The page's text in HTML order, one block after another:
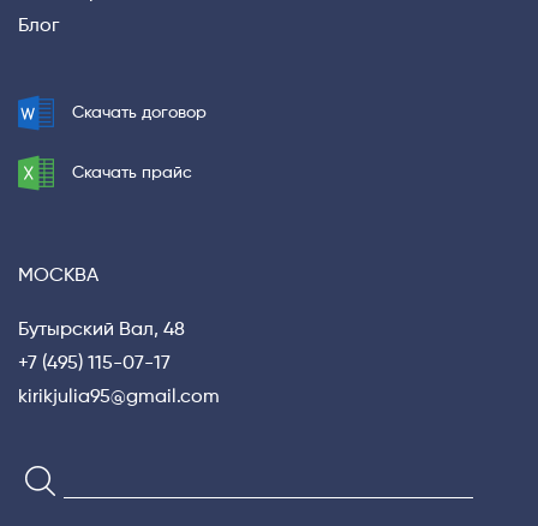
Блог
Скачать договор
Скачать прайс
МОСКВА
Бутырский Вал, 48
+7 (495) 115-07-17
kirikjulia95@gmail.com